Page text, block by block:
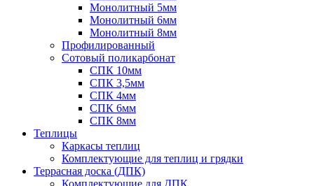
Монолитный 5мм
Монолитный 6мм
Монолитный 8мм
Профилированный
Сотовый поликарбонат
СПК 10мм
СПК 3,5мм
СПК 4мм
СПК 6мм
СПК 8мм
Теплицы
Каркасы теплиц
Комплектующие для теплиц и грядки
Террасная доска (ДПК)
Комплектующие для ДПК